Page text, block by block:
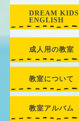
DREAM KIDS
ENGLISH
成人用の教室
教室について
教室アルバム